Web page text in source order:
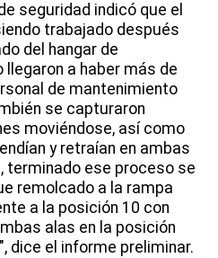
seguridad indicó que el
trabajado después
del hangar de
a haber más de
de mantenimiento
se capturaron
moviéndose, así como
y retraían en ambas
terminado ese proceso se
remolcado a la rampa
a la posición 10 con
alas en la posición
dice el informe preliminar.